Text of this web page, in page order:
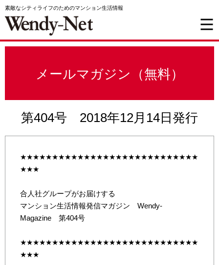
素敵なシティライフのためのマンション生活情報
メールマガジン（無料）
第404号 2018年12月14日発行
★★★★★★★★★★★★★★★★★★★★★★★★★★★★
★★★
合人社グループがお届けする
マンション生活情報発信マガジン Wendy-
Magazine 第404号
★★★★★★★★★★★★★★★★★★★★★★★★★★★★
★★★